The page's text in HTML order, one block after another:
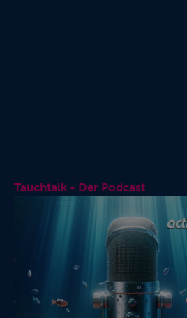
Tauchtalk - Der Podcast